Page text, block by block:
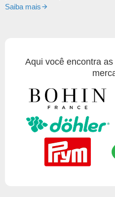
Saiba mais
Aqui você encontra